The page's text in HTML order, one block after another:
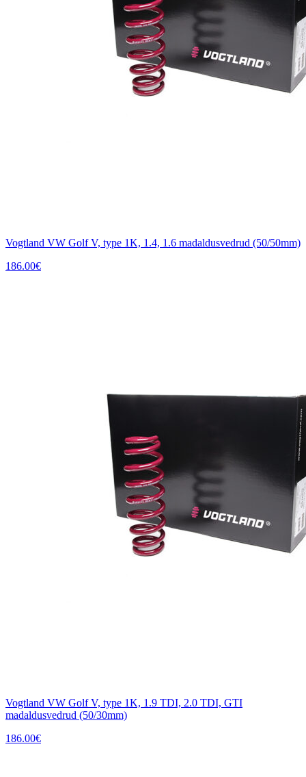
Vogtland VW Golf V, type 1K, 1.4, 1.6 madaldusvedrud (50/50mm)
186.00€
Vogtland VW Golf V, type 1K, 1.9 TDI, 2.0 TDI, GTI
madaldusvedrud (50/30mm)
186.00€